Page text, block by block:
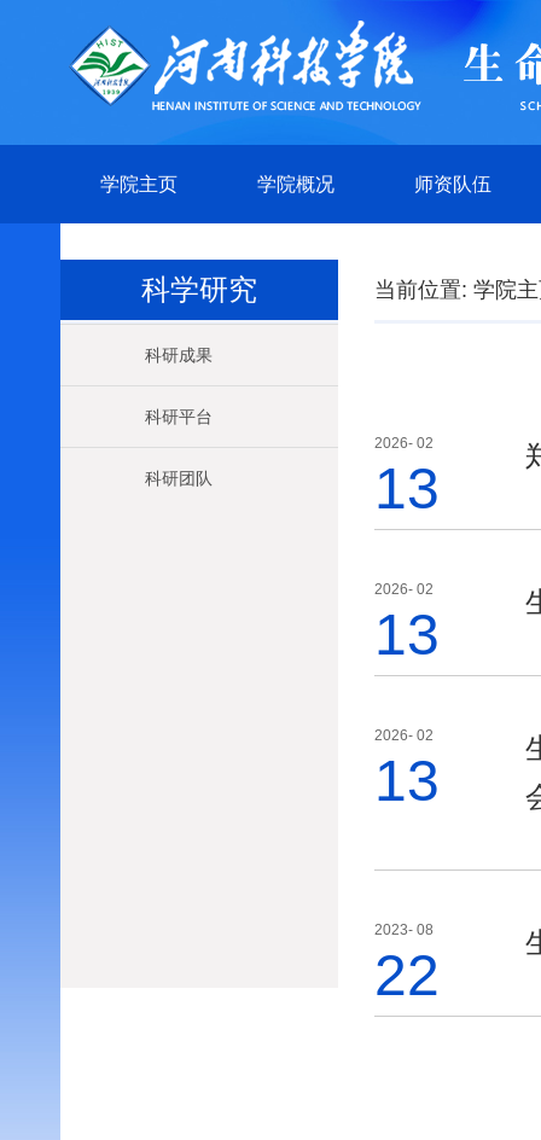
学院主页 学院概况 师资队伍
科学研究
科研成果
科研平台
科研团队
当前位置: 学院
2026- 02
13
2026- 02
13
2026- 02
13
2023- 08
22